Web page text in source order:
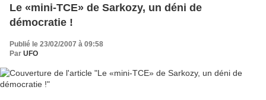
Le «mini-TCE» de Sarkozy, un déni de
démocratie !
Publié le 23/02/2007 à 09:58
Par UFO